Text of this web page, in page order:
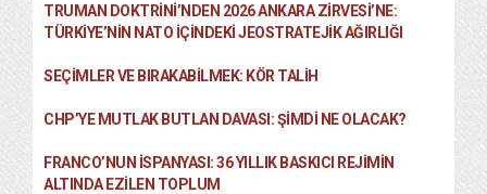
TRUMAN DOKTRINI’NDEN 2026 ANKARA ZIRVESI’NE:
TÜRKIYE’NIN NATO İÇINDEKI JEOSTRATEJIK AĞIRLIĞI
SEÇIMLER VE BIRAKABILMEK: KÖR TALIH
CHP’YE MUTLAK BUTLAN DAVASI: ŞİMDİ NE OLACAK?
FRANCO’NUN İSPANYASI: 36 YILLIK BASKICI REJIMIN
ALTINDA EZILEN TOPLUM